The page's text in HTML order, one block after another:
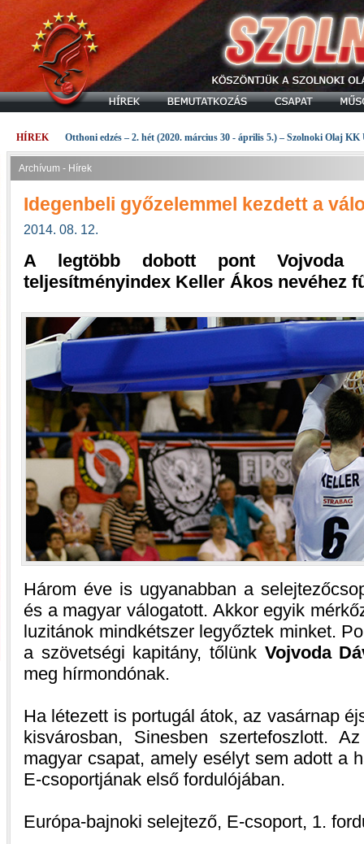
HÍREK Otthoni edzés – 2. hét (2020. március 30 - április 5.) – Szolnoki Olaj KK
Archívum - Hírek
Idegenbeli győzelemmel kezdett a
2014. 08. 12.
A legtöbb dobott pont Vojvoda
teljesítményindex Keller Ákos nevéhez
Három éve is ugyanabban a
és a magyar válogatott. Akkor egyik
luzitánok mindkétszer legyőztek minket.
a szövetségi kapitány, tőlünk Vojvoda
meg hírmondónak.
Ha létezett is portugál átok, az vasárnap
kisvárosban, Sinesben szertefoszlott.
magyar csapat, amely esélyt sem adott a
E-csoportjának első fordulójában.
Európa-bajnoki selejtező, E-csoport, 1.